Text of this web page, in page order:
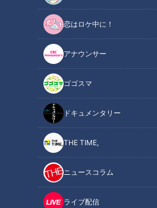
恋はロケ中に！
アナウンサー
ゴゴスマ
ドキュメンタリー
THE TIME,
ニュースコラム
ライブ配信
4月4日放送の『チャント！』では
に魚！「よくばり」な公園とは？」
この記事を見たあなたへのおす
東海地方初出店&amp;名古屋限
猛